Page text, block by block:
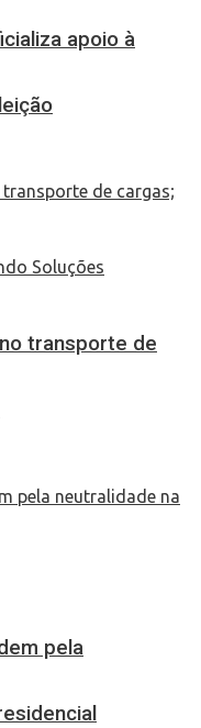
apoio à
transporte de
pela
Soluções